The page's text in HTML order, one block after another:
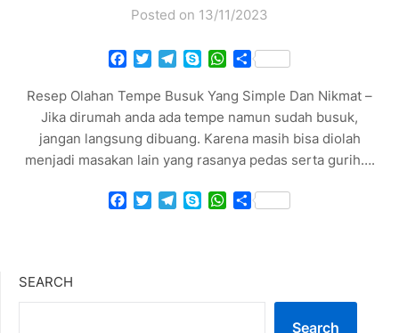
Posted on 13/11/2023
Facebook
TwitterTelegram
SkypeWhatsApp
Share
Resep Olahan Tempe Busuk Yang Simple Dan Nikmat –
Jika dirumah anda ada tempe namun sudah busuk,
jangan langsung dibuang. Karena masih bisa diolah
menjadi masakan lain yang rasanya pedas serta gurih….
Facebook
TwitterTelegram
SkypeWhatsApp
Share
SEARCH
Search